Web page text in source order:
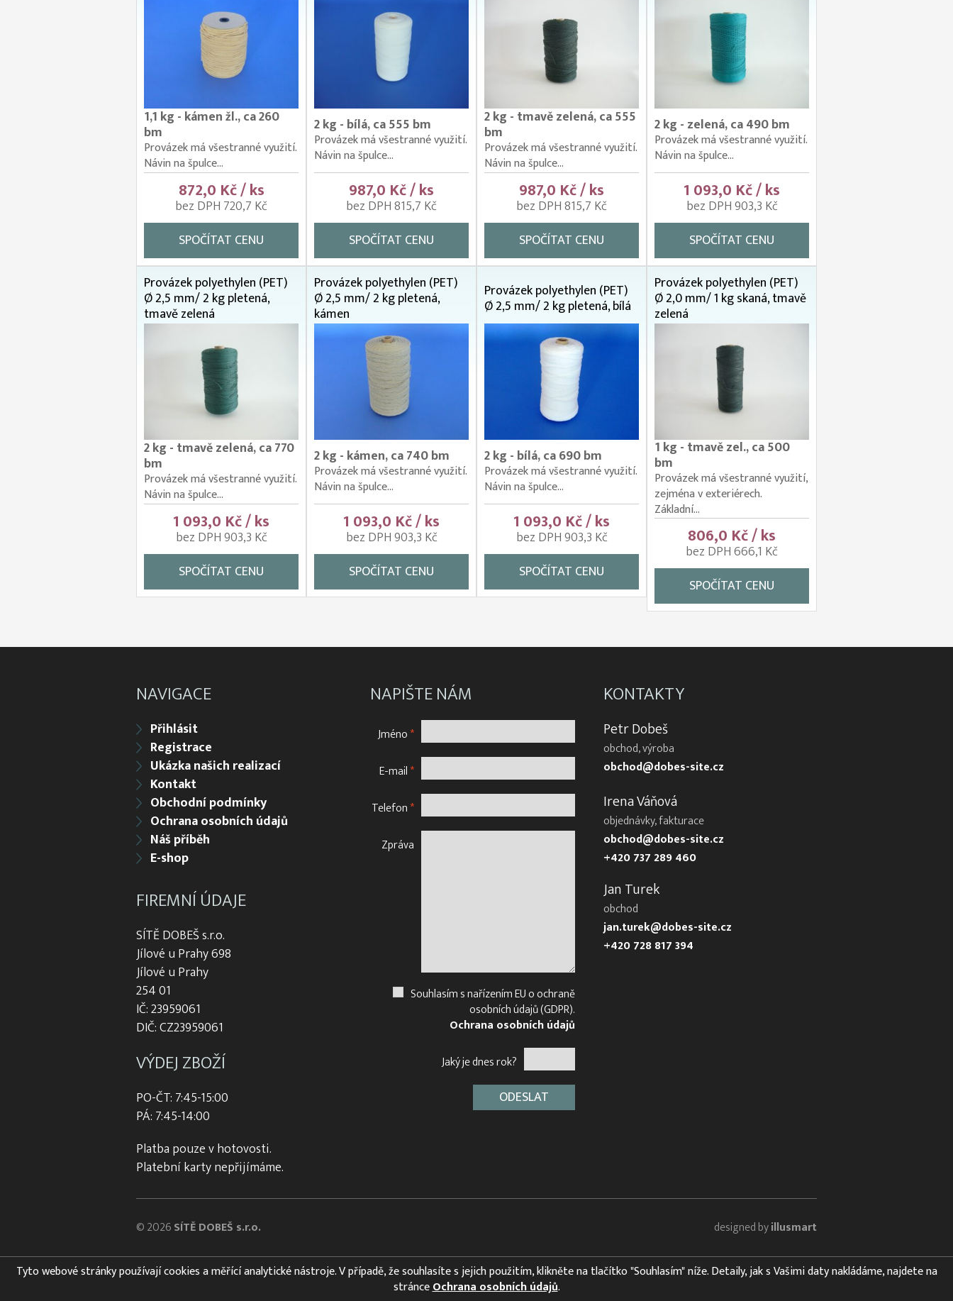
1,1 kg - kámen žl., ca 260
bm
Provázek má všestranné využití.
Návin na špulce...
872,0 Kč / ks
bez DPH 720,7 Kč
SPOČÍTAT CENU
2 kg - bílá, ca 555 bm
Provázek má všestranné využití.
Návin na špulce...
987,0 Kč / ks
bez DPH 815,7 Kč
SPOČÍTAT CENU
2 kg - tmavě zelená, ca 555
bm
Provázek má všestranné využití.
Návin na špulce...
987,0 Kč / ks
bez DPH 815,7 Kč
SPOČÍTAT CENU
2 kg - zelená, ca 490 bm
Provázek má všestranné využití.
Návin na špulce...
1 093,0 Kč / ks
bez DPH 903,3 Kč
SPOČÍTAT CENU
Provázek polyethylen (PET)
Ø 2,5 mm/ 2 kg pletená,
tmavě zelená
2 kg - tmavě zelená, ca 770
bm
Provázek má všestranné využití.
Návin na špulce...
1 093,0 Kč / ks
bez DPH 903,3 Kč
SPOČÍTAT CENU
Provázek polyethylen (PET)
Ø 2,5 mm/ 2 kg pletená,
kámen
2 kg - kámen, ca 740 bm
Provázek má všestranné využití.
Návin na špulce...
1 093,0 Kč / ks
bez DPH 903,3 Kč
SPOČÍTAT CENU
Provázek polyethylen (PET)
Ø 2,5 mm/ 2 kg pletená, bílá
2 kg - bílá, ca 690 bm
Provázek má všestranné využití.
Návin na špulce...
1 093,0 Kč / ks
bez DPH 903,3 Kč
SPOČÍTAT CENU
Provázek polyethylen (PET)
Ø 2,0 mm/ 1 kg skaná, tmavě
zelená
1 kg - tmavě zel., ca 500
bm
Provázek má všestranné využití,
zejména v exteriérech.
Základní...
806,0 Kč / ks
bez DPH 666,1 Kč
SPOČÍTAT CENU
NAVIGACE
Přihlásit
Registrace
Ukázka našich realizací
Kontakt
Obchodní podmínky
Ochrana osobních údajů
Náš příběh
E-shop
FIREMNÍ ÚDAJE
SÍTĚ DOBEŠ s.r.o.
Jílové u Prahy 698
Jílové u Prahy
254 01
IČ: 23959061
DIČ: CZ23959061
VÝDEJ ZBOŽÍ
PO-ČT: 7:45-15:00
PÁ: 7:45-14:00
Platba pouze v hotovosti.
Platební karty nepřijímáme.
NAPIŠTE NÁM
Jméno*
E-mail*
Telefon*
Zpráva
Souhlasím s nařízením EU o ochraně
osobních údajů (GDPR).
Ochrana osobních údajů
Jaký je dnes rok?
KONTAKTY
Petr Dobeš
obchod, výroba
obchod@dobes-site.cz
Irena Váňová
objednávky, fakturace
obchod@dobes-site.cz
+420 737 289 460
Jan Turek
obchod
jan.turek@dobes-site.cz
+420 728 817 394
© 2026SÍTĚ DOBEŠ s.r.o. designed byillusmart
Tyto webové stránky používají cookies a měřící analytické nástroje. V případě, že souhlasíte s jejich použitím, klikněte na tlačítko "Souhlasím" níže. Detaily, jak s Vašimi daty nakládáme, najdete na
stránceOchrana osobních údajů.